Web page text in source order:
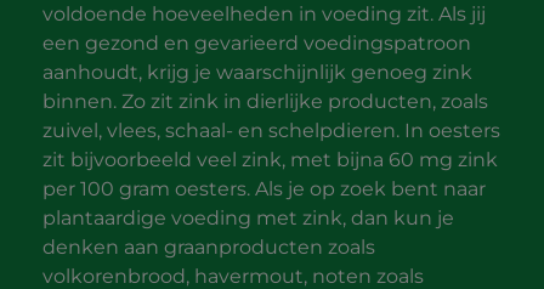
voldoende hoeveelheden in voeding zit. Als jij
een gezond en gevarieerd voedingspatroon
aanhoudt, krijg je waarschijnlijk genoeg zink
binnen. Zo zit zink in dierlijke producten, zoals
zuivel, vlees, schaal- en schelpdieren. In oesters
zit bijvoorbeeld veel zink, met bijna 60 mg zink
per 100 gram oesters. Als je op zoek bent naar
plantaardige voeding met zink, dan kun je
denken aan graanproducten zoals
volkorenbrood, havermout, noten zoals